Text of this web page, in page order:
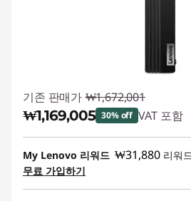
기존 판매가 ₩1,672,001
₩1,169,005 30% off VAT 포함
즉시 할인: :-₩502,996
My Lenovo 리워드 ₩31,880 리워
무료 가입하기